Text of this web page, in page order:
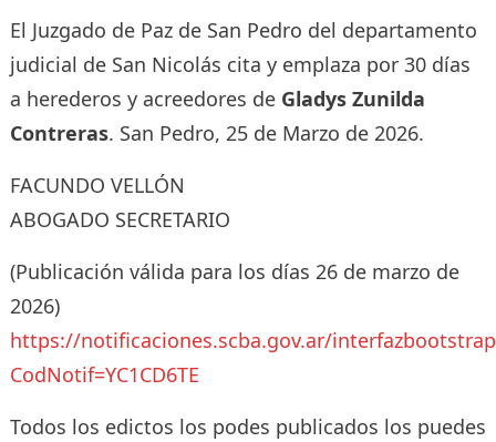
El Juzgado de Paz de San Pedro del departamento
judicial de San Nicolás cita y emplaza por 30 días
a herederos y acreedores de Gladys Zunilda
Contreras. San Pedro, 25 de Marzo de 2026.
FACUNDO VELLÓN
ABOGADO SECRETARIO
(Publicación válida para los días 26 de marzo de
2026)
https://notificaciones.scba.gov.ar/
CodNotif=YC1CD6TE
Todos los edictos los podes publicados los puedes